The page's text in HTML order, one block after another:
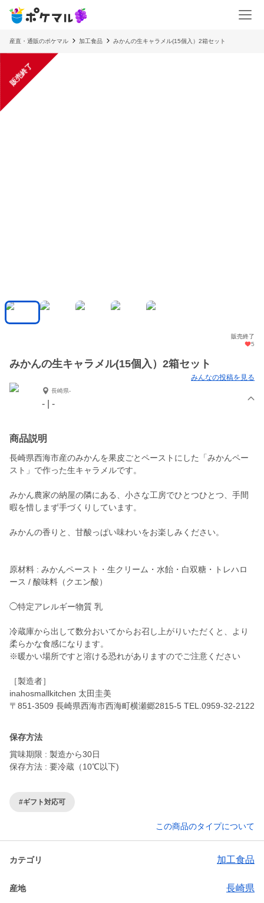
産直・通販のポケマル 加工食品 みかんの生キャラメル(15個入）2箱セット
販売終了
販売終了
5
みかんの生キャラメル(15個入）2箱セット
みんなの投稿を見る
長崎県-
- | -
商品説明
長崎県西海市産のみかんを果皮ごとペーストにした「みかんペー
スト」で作った生キャラメルです。
みかん農家の納屋の隣にある、小さな工房でひとつひとつ、手間
暇を惜しまず手づくりしています。
みかんの香りと、甘酸っぱい味わいをお楽しみください。
原材料 : みかんペースト・生クリーム・水飴・白双糖・トレハロ
ース / 酸味料（クエン酸）
◯特定アレルギー物質 乳
冷蔵庫から出して数分おいてからお召し上がりいただくと、より
柔らかな食感になります。
※暖かい場所ですと溶ける恐れがありますのでご注意ください
［製造者］
inahosmallkitchen 太田圭美
〒851-3509 長崎県西海市西海町横瀬郷2815-5 TEL.0959-32-2122
保存方法
賞味期限 : 製造から30日
保存方法 : 要冷蔵（10℃以下)
#ギフト対応可
この商品のタイプについて
カテゴリ 加工食品
産地 長崎県